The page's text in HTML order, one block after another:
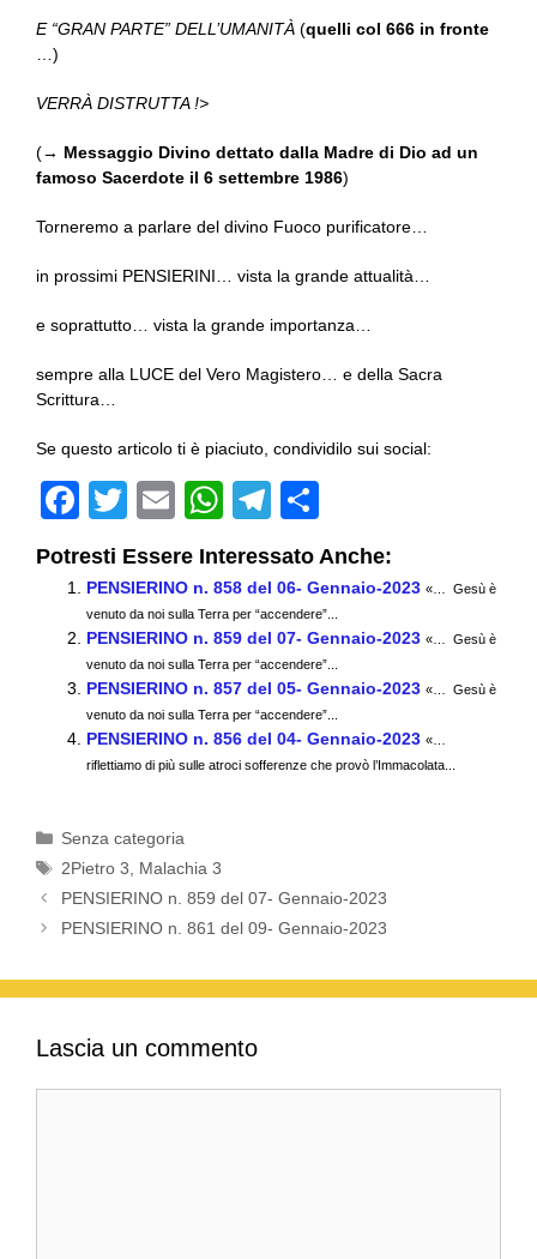
E “GRAN PARTE” DELL’UMANITÀ (quelli col 666 in fronte
…)
VERRÀ DISTRUTTA !>
(→ Messaggio Divino dettato dalla Madre di Dio ad un
famoso Sacerdote il 6 settembre 1986)
Torneremo a parlare del divino Fuoco purificatore…
in prossimi PENSIERINI… vista la grande attualità…
e soprattutto… vista la grande importanza…
sempre alla LUCE del Vero Magistero… e della Sacra
Scrittura…
Se questo articolo ti è piaciuto, condividilo sui social:
F
c
e
b
o
o
k
T
wi
tt
er
E
m
ail
W
at
s
A
p
p
T
el
e
gr
a
m
o
n
di
vi
di
Potresti Essere Interessato Anche:
PENSIERINO n. 858 del 06- Gennaio-2023 «… Gesù è
venuto da noi sulla Terra per “accendere”...
PENSIERINO n. 859 del 07- Gennaio-2023 «… Gesù è
venuto da noi sulla Terra per “accendere”...
PENSIERINO n. 857 del 05- Gennaio-2023 «… Gesù è
venuto da noi sulla Terra per “accendere”...
PENSIERINO n. 856 del 04- Gennaio-2023 «…
riflettiamo di più sulle atroci sofferenze che provò l’Immacolata...
Categorie
Senza categoria
Tag
2Pietro 3, Malachia 3
PENSIERINO n. 859 del 07- Gennaio-2023
PENSIERINO n. 861 del 09- Gennaio-2023
Lascia un commento